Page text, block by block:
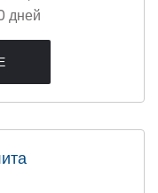
дней